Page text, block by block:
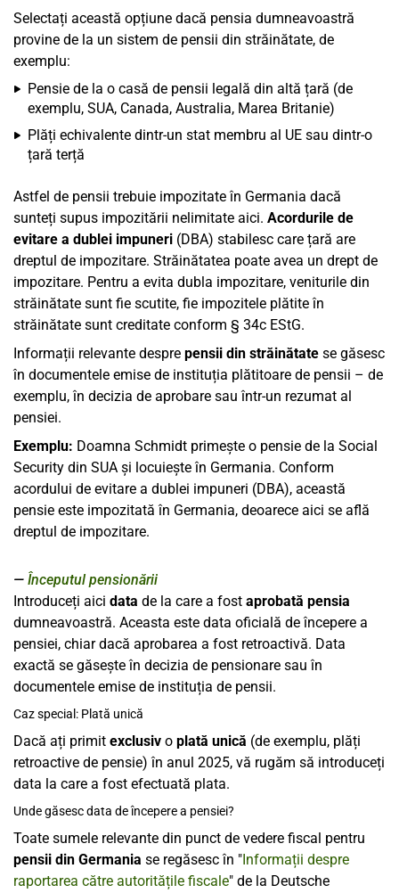
Selectați această opțiune dacă pensia dumneavoastră
provine de la un sistem de pensii din străinătate, de
exemplu:
Pensie de la o casă de pensii legală din altă țară (de
exemplu, SUA, Canada, Australia, Marea Britanie)
Plăți echivalente dintr-un stat membru al UE sau dintr-o
țară terță
Astfel de pensii trebuie impozitate în Germania dacă
sunteți supus impozitării nelimitate aici. Acordurile de
evitare a dublei impuneri (DBA) stabilesc care țară are
dreptul de impozitare. Străinătatea poate avea un drept de
impozitare. Pentru a evita dubla impozitare, veniturile din
străinătate sunt fie scutite, fie impozitele plătite în
străinătate sunt creditate conform § 34c EStG.
Informații relevante despre pensii din străinătate se găsesc
în documentele emise de instituția plătitoare de pensii – de
exemplu, în decizia de aprobare sau într-un rezumat al
pensiei.
Exemplu: Doamna Schmidt primește o pensie de la Social
Security din SUA și locuiește în Germania. Conform
acordului de evitare a dublei impuneri (DBA), această
pensie este impozitată în Germania, deoarece aici se află
dreptul de impozitare.
Începutul pensionării
Introduceți aici data de la care a fost aprobată pensia
dumneavoastră. Aceasta este data oficială de începere a
pensiei, chiar dacă aprobarea a fost retroactivă. Data
exactă se găsește în decizia de pensionare sau în
documentele emise de instituția de pensii.
Caz special: Plată unică
Dacă ați primit exclusiv o plată unică (de exemplu, plăți
retroactive de pensie) în anul 2025, vă rugăm să introduceți
data la care a fost efectuată plata.
Unde găsesc data de începere a pensiei?
Toate sumele relevante din punct de vedere fiscal pentru
pensii din Germania se regăsesc în "Informații despre
raportarea către autoritățile fiscale" de la Deutsche